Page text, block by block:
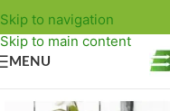
Skip to navigation
Skip to main content
MENU